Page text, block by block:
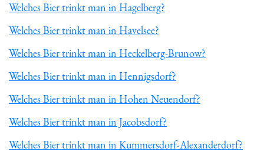
Welches Bier trinkt man in Hagelberg?
Welches Bier trinkt man in Havelsee?
Welches Bier trinkt man in Heckelberg-Brunow?
Welches Bier trinkt man in Hennigsdorf?
Welches Bier trinkt man in Hohen Neuendorf?
Welches Bier trinkt man in Jacobsdorf?
Welches Bier trinkt man in Kummersdorf-Alexanderdorf?